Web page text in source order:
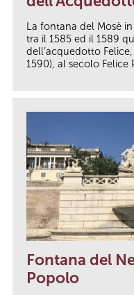
La fontana del Mosè
tra il 1585 ed il 1589
dell’acquedotto
1590), al secolo Felice
Fontana del
Popolo